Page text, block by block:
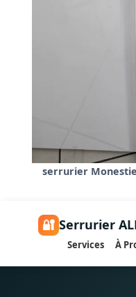
serrurier
🔐 Serrurier
Services À